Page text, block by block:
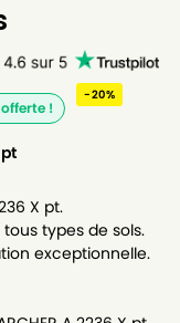
!
-20%
pt
X pt.
types de sols.
exceptionnelle.